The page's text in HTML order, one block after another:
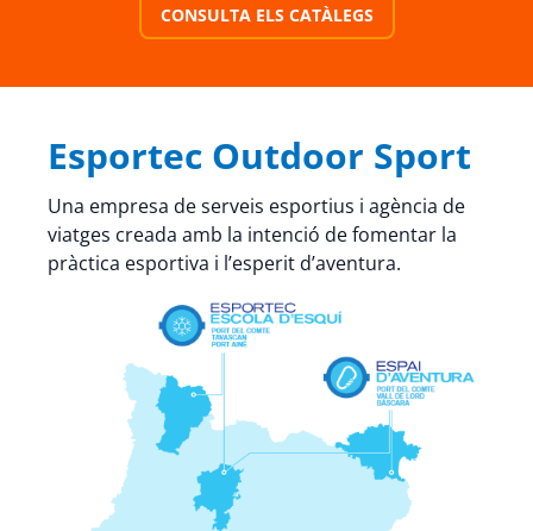
CONSULTA ELS CATÀLEGS
Esportec Outdoor Sport
Una empresa de serveis esportius i agència de
viatges creada amb la intenció de fomentar la
pràctica esportiva i l’esperit d’aventura.